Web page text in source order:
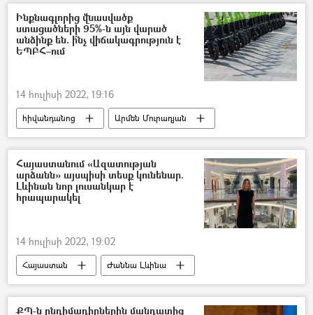
նախագիծ
Ինքնագլորից վնասվածք
ստացածների 95%-ն այն վարած
անձինք են. ի՞նչ վիճակագրություն է
ԵՊԲՀ–ում
14 հուլիսի 2022, 19:16
հիվանդանոց
Արմեն Մուրադյան
վնասվածք
ինքնագլոր
Հայաստանում «Ազատության
արձանն» այսպիսի տեսք կունենար.
Լևինան նոր լուսանկար է
հրապարակել
14 հուլիսի 2022, 19:02
Հայաստան
Ժաննա Լևինա
Գարիկ Մարտիրոսյան
արձան
ՔՊ-ն ընդիմադիրներին մանդատից